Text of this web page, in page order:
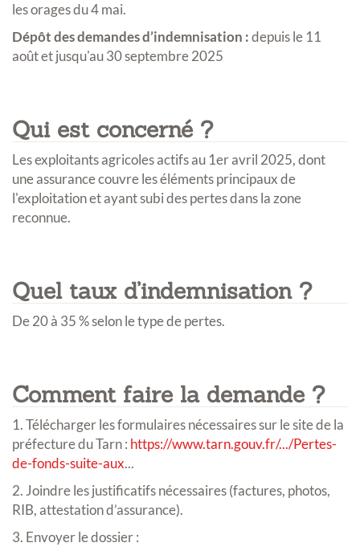
les orages du 4 mai.
Dépôt des demandes d’indemnisation :depuis le 11
août et jusqu'au 30 septembre 2025
Qui est concerné ?
Les exploitants agricoles actifs au 1er avril 2025, dont
une assurance couvre les éléments principaux de
l'exploitation et ayant subi des pertes dans la zone
reconnue.
Quel taux d’indemnisation ?
De 20 à 35 % selon le type de pertes.
Comment faire la demande ?
1. Télécharger les formulaires nécessaires sur le site de la
préfecture du Tarn : https://www.tarn.gouv.fr/.../Pertes-
de-fonds-suite-aux...
2. Joindre les justificatifs nécessaires (factures, photos,
RIB, attestation d’assurance).
3. Envoyer le dossier :